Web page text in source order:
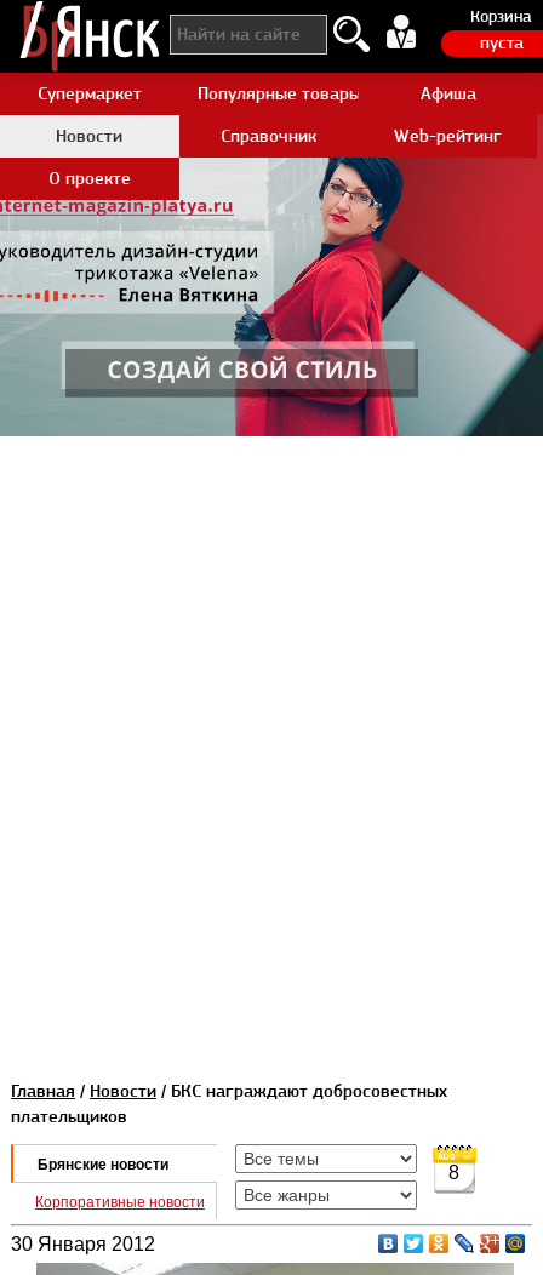
Корзина
пуста
Супермаркет Популярные товары AliexpressАфиша
Новости
Справочник
Web-рейтинг
О проекте
Главная / Новости/ БКС награждают добросовестных
плательщиков
Брянские новости
Корпоративные новости
8
30 Января 2012